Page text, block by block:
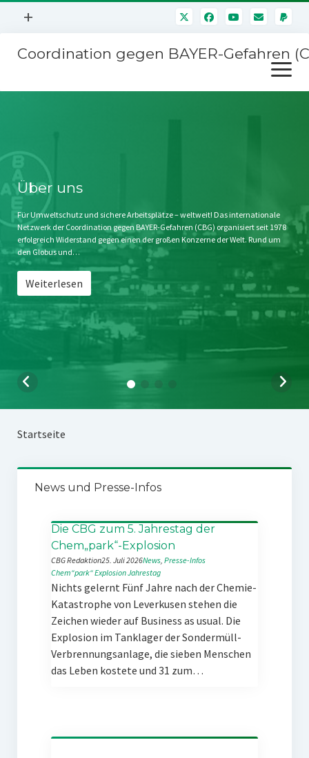
Menü
+
Mitmachen
Kontakt
Impressum
Störfälle
Coordination gegen BAYER-Gefahren
Menü
öffnen
Stichwort BAYER
Jahrestagung
SPENDEN
Über uns
Für Umweltschutz und sichere Arbeitsplätze – weltweit! Das internationale
Netzwerk der Coordination gegen BAYER-Gefahren (CBG) organisiert seit 1978
erfolgreich Widerstand gegen einen der großen Konzerne der Welt. Rund um
den Globus und…
Weiterlesen
Startseite
News und Presse-Infos
Die CBG zum 5. Jahrestag der
Chem„park“-Explosion
CBG Redaktion25. Juli 2026News, Presse-Infos
Chem“park“ExplosionJahrestag
Nichts gelernt Fünf Jahre nach der Chemie-
Katastrophe von Leverkusen stehen die
Zeichen wieder auf Business as usual. Die
Explosion im Tanklager der Sondermüll-
Verbrennungsanlage, die sieben Menschen
das Leben kostete und 31 zum…